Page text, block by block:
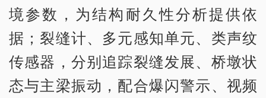
境参数，为结构耐久性分析提供依
据；裂缝计、多元感知单元、类声纹
传感器，分别追踪裂缝发展、桥墩状
态与主梁振动，配合爆闪警示、视频